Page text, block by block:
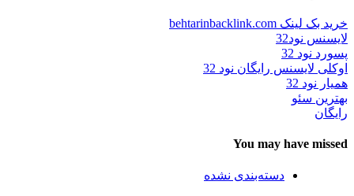
خرید بک لینک behtarinbacklink.com
لایسنس نود32
پسورد نود 32
اوکلی لایسنس رایگان نود 32
همیار نود 32
بهترین سئو
رایگان
You may have missed
دسته‌بندی نشده